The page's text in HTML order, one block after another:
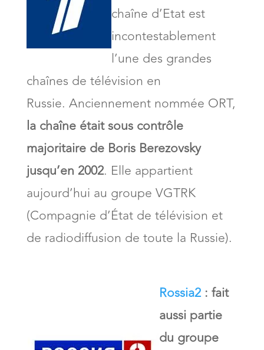
chaîne d’Etat est
incontestablement
l’une des grandes
chaînes de télévision en
Russie. Anciennement nommée ORT,
la chaîne était sous contrôle
majoritaire de Boris Berezovsky
jusqu’en 2002. Elle appartient
aujourd’hui au groupe VGTRK
(Compagnie d’État de télévision et
de radiodiffusion de toute la Russie).
Rossia2: fait
aussi partie
du groupe